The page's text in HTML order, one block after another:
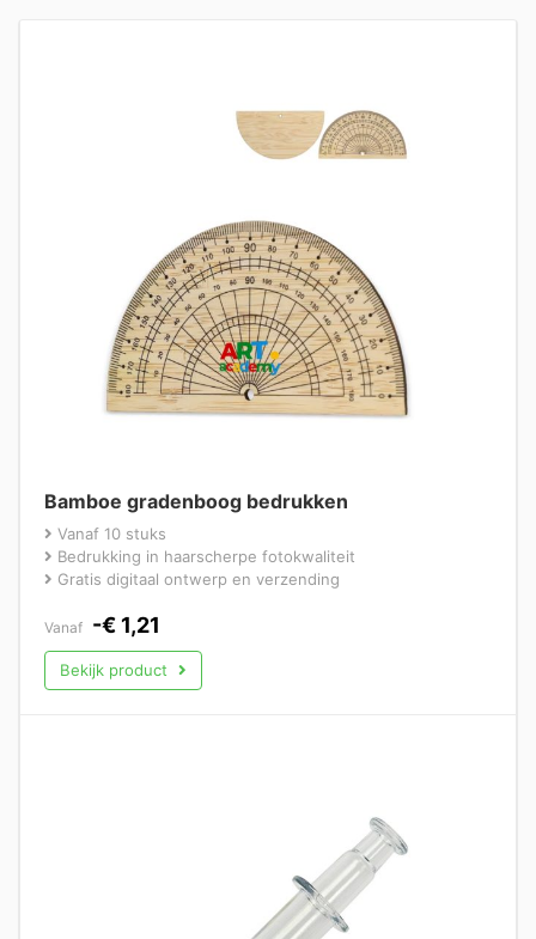
Bamboe gradenboog bedrukken
Vanaf 10 stuks
Bedrukking in haarscherpe fotokwaliteit
Gratis digitaal ontwerp en verzending
Vanaf -€ 1,21
Bekijk product